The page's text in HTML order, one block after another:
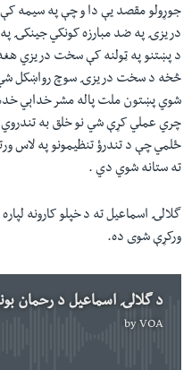
جوړولو مقصد یې دا و چې په سيمه
دريزۍ په ضد مبارزه کونکي جينکۍ
د پښتنو په ټولنه کې سخت دريزي
څخه د سخت دريزۍ سوچ رواښکل شي.
شوي پښتون ملت پاله مشر خداېي
چري عملي کړې شي نو خلق به
ځلمي چې د تندرؤ تنظيمونو په لاس
ته ستانه شوي دي .
گلالۍ اسماعيل ته د خپلو کارونه
ورکړې شوی ده.
د گلالۍ اسماعيل د رحمان
by VOA